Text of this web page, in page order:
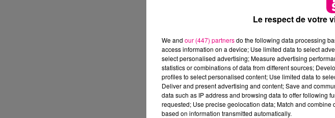
Le respect de votre
We and our (447) partnersdo the following data processing
access information on a device; Use limited data to select
select personalised advertising; Measure advertising
statistics or combinations of data from different sources;
profiles to select personalised content; Use limited data to
Deliver and present advertising and content; Save and
data such as IP address and browsing data to offer following
requested; Use precise geolocation data; Match and
based on information transmitted automatically.